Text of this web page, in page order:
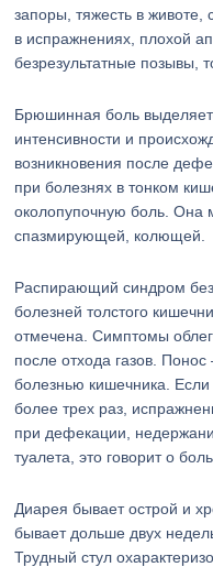
запоры, тяжесть в
в испражнениях, плохой
безрезультатные позывы,
Брюшинная боль
интенсивности и
возникновения после
при болезнях в тонком
околопупочную боль. Она
спазмирующей, колющей.
Распирающий синдром
болезней толстого
отмечена. Симптомы
после отхода газов. Понос
болезнью кишечника.
более трех раз,
при дефекации,
туалета, это говорит о
Диарея бывает острой и
бывает дольше двух
Трудный стул